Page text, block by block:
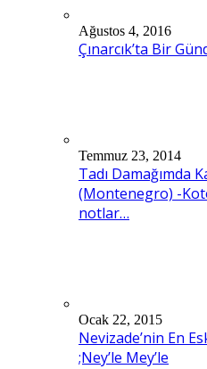
Ağustos 4, 2016
Çınarcık’ta Bir
Temmuz 23, 2014
Tadı Damağımda
(Montenegro) -
notlar…
Ocak 22, 2015
Nevizade’nin En
;Ney’le Mey’le